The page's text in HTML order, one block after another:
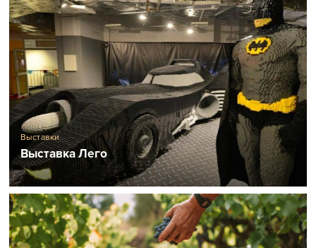
Выставки
Выставка Лего